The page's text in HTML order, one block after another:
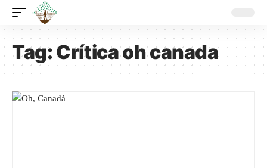
Tag:Crítica oh canada